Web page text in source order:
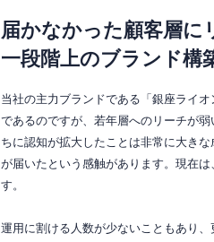
届かなかった顧客層に
一段階上のブランド構
当社の主力ブランドである「銀座ライ
であるのですが、若年層へのリーチが
ちに認知が拡大したことは非常に大きな
が届いたという感触があります。現在
す。
運用に割ける人数が少ないこともあり